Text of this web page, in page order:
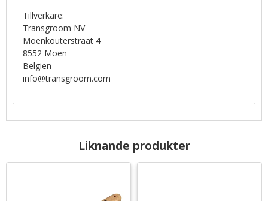
Tillverkare:
Transgroom NV
Moenkouterstraat 4
8552 Moen
Belgien
info@transgroom.com
Liknande produkter